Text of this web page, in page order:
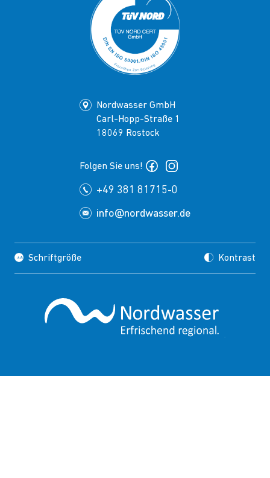
+49 381 81715-0
info@nordwasser.de
Nordwasser GmbH
Carl-Hopp-Straße 1
18069 Rostock
Folgen Sie uns!
Schriftgröße Kontrast